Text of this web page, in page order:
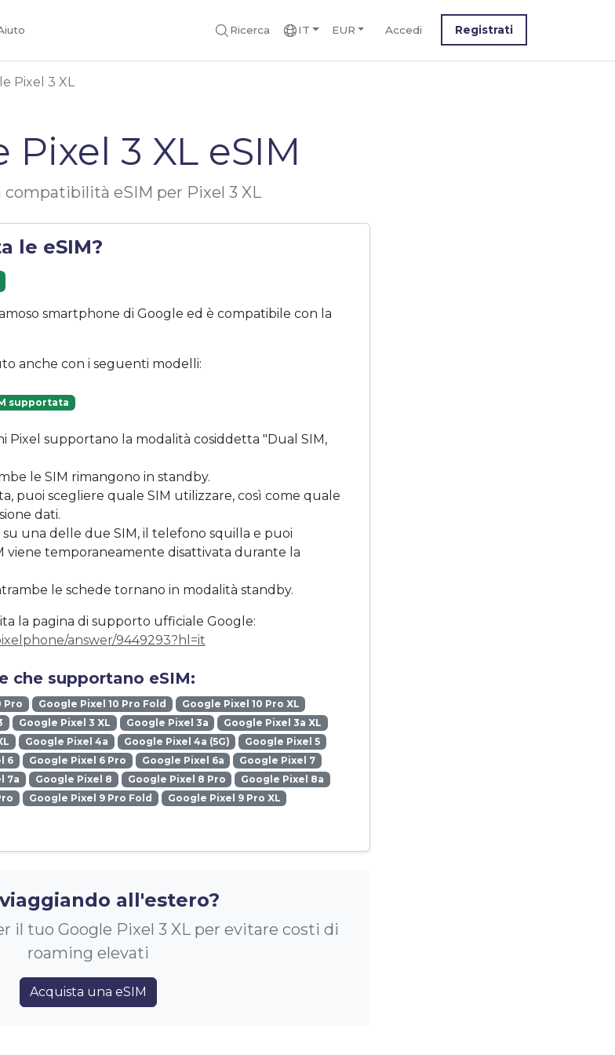
Ricerca IT EUR Accedi Registrati
Pixel 3 XL
Pixel 3 XL eSIM
compatibilità eSIM per Pixel 3 XL
le eSIM?
smartphone di Google ed è compatibile con la
anche con i seguenti modelli:
supportata
Pixel supportano la modalità cosiddetta "Dual SIM,
le SIM rimangono in standby.
puoi scegliere quale SIM utilizzare, così come quale
dati.
su una delle due SIM, il telefono squilla e puoi
viene temporaneamente disattivata durante la
le schede tornano in modalità standby.
la pagina di supporto ufficiale Google:
answer/9449293?hl=it
che supportano eSIM:
Pro Google Pixel 10 Pro Fold
Google Pixel 10 Pro XL
Google Pixel 3 XL Google Pixel 3a
Google Pixel 3a XL
Google Pixel 4a Google Pixel 4a (5G)
Google Pixel 5
6 Google Pixel 6 Pro Google Pixel 6a
Google Pixel 7
7a Google Pixel 8 Google Pixel 8 Pro
Google Pixel 8a
Google Pixel 9 Pro Fold
Google Pixel 9 Pro XL
all'estero?
il tuo Google Pixel 3 XL per evitare costi di
roaming elevati
Acquista una eSIM